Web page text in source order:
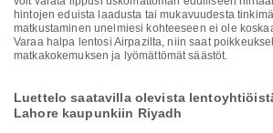
hintojen eduista laadusta tai mukavuudesta
matkustaminen unelmiesi kohteeseen ei ole
Varaa halpa lentosi Airpazilta, niin saat
matkakokemuksen ja lyömättömät säästöt.
Luettelo saatavilla olevista
Lahore kaupunkiin Riyadh